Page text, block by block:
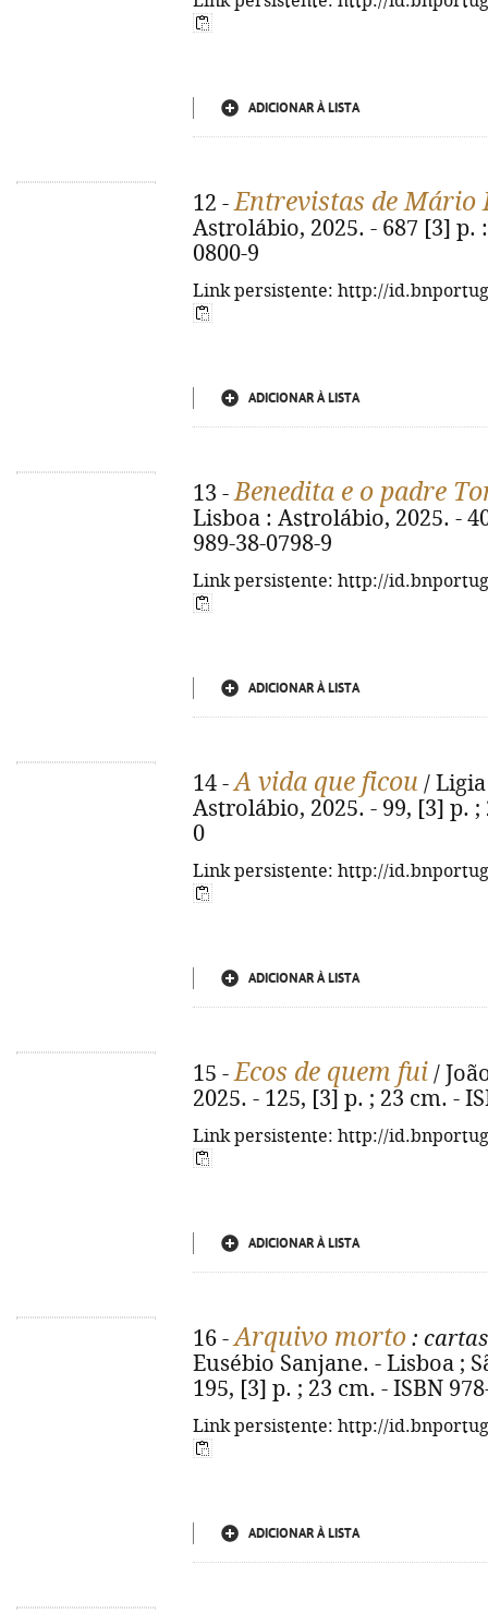
ADICIONAR À LISTA
12 -Entrevistas de Mário
Astrolábio, 2025. - 687 [3] p.
0800-9
Link persistente: http://
ADICIONAR À LISTA
13 -Benedita e o padre
Lisboa : Astrolábio, 2025. -
989-38-0798-9
Link persistente: http://
ADICIONAR À LISTA
14 -A vida que ficou /
Astrolábio, 2025. - 99, [3] p. ;
0
Link persistente: http://
ADICIONAR À LISTA
15 -Ecos de quem fui /
2025. - 125, [3] p. ; 23 cm. -
Link persistente: http://
ADICIONAR À LISTA
16 -Arquivo morto :
Eusébio Sanjane. - Lisboa ;
195, [3] p. ; 23 cm. - ISBN
Link persistente: http://
ADICIONAR À LISTA